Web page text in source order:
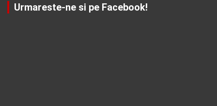
Urmareste-ne si pe Facebook!